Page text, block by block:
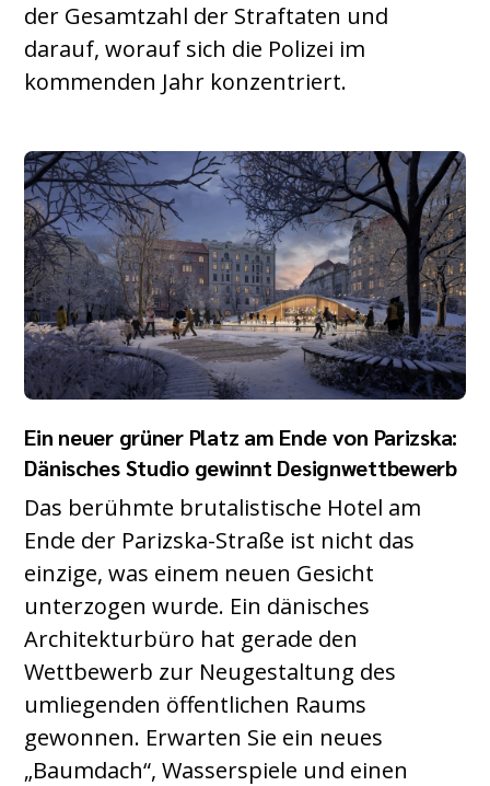
der Gesamtzahl der Straftaten und
darauf, worauf sich die Polizei im
kommenden Jahr konzentriert.
Ein neuer grüner Platz am Ende von Parizska:
Dänisches Studio gewinnt Designwettbewerb
Das berühmte brutalistische Hotel am
Ende der Parizska-Straße ist nicht das
einzige, was einem neuen Gesicht
unterzogen wurde. Ein dänisches
Architekturbüro hat gerade den
Wettbewerb zur Neugestaltung des
umliegenden öffentlichen Raums
gewonnen. Erwarten Sie ein neues
„Baumdach“, Wasserspiele und einen